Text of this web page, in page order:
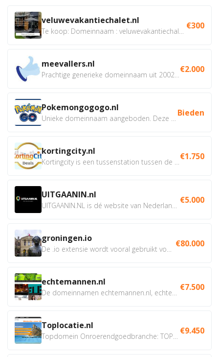
veluwevakantiechalet.nl €300
meevallers.nl €2.000
Pokemongogogo.nl Bieden
kortingcity.nl €1.750
UITGAANIN.nl €5.000
groningen.io €80.000
echtemannen.nl €7.500
Toplocatie.nl €9.450